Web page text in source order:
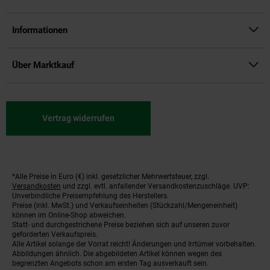
Informationen
Über Marktkauf
Vertrag widerrufen
Fußnoten
*Alle Preise in Euro (€) inkl. gesetzlicher Mehrwertsteuer, zzgl.
Versandkosten und zzgl. evtl. anfallender Versandkostenzuschläge. UVP:
Unverbindliche Preisempfehlung des Herstellers.
Preise (inkl. MwSt.) und Verkaufseinheiten (Stückzahl/Mengeneinheit)
können im Online-Shop abweichen.
Statt- und durchgestrichene Preise beziehen sich auf unseren zuvor
geforderten Verkaufspreis.
Alle Artikel solange der Vorrat reicht! Änderungen und Irrtümer vorbehalten.
Abbildungen ähnlich. Die abgebildeten Artikel können wegen des
begrenzten Angebots schon am ersten Tag ausverkauft sein.